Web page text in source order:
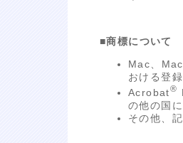
■商標について
Mac、
おける登
Acrobat®
の他の国
その他、